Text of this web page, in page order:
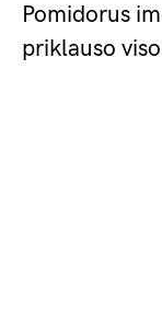
Pomidorus
priklauso